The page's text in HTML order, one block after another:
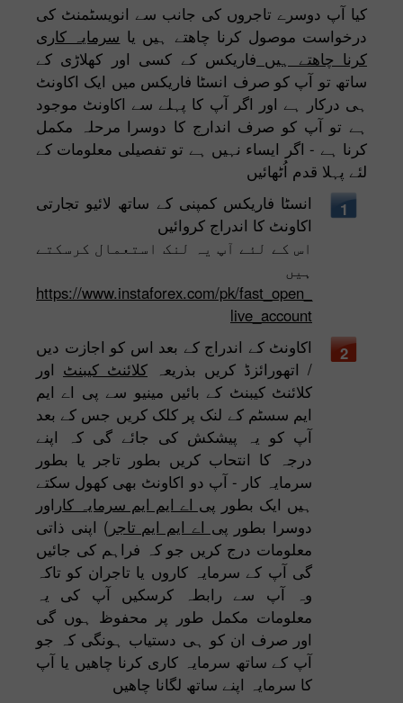
کیا آپ دوسرے تاجروں کی جانب سے انویسٹمنٹ کی
درخواست موصول کرنا چاھتے ہیں یا سرمایہ کاری
کرنا چاھتے ہیں فاریکس کے کسی اور کھلاڑی کے
ساتھ تو آپ کو صرف انسٹا فاریکس میں ایک اکاونٹ
ہی درکار ہے اور اگر آپ کا پہلے سے اکاونٹ موجود
ہے تو آپ کو صرف اندارج کا دوسرا مرحلہ مکمل
کرنا ہے - اگر ایساء نہیں ہے تو تفصیلی معلومات کے
لئے پہلا قدم اُٹھائیں
1
انسٹا فاریکس کمپنی کے ساتھ لائیو تجارتی
اکاونٹ کا اندراج کروائیں
اس کے لئے آپ یہ لنک استعمال کرسکتے
ہیں
https://www.instaforex.com/pk/fast_open_
live_account
2
اکاونٹ کے اندراج کے بعد اس کو اجازت دیں
/ اتھورائزڈ کریں بذریعہ کلائنٹ کیبنٹ اور
کلائنٹ کیبنٹ کے بائیں مینیو سے پی اے ایم
ایم سسٹم کے لنک پر کلک کریں جس کے بعد
آپ کو یہ پیشکش کی جائے گی کہ اپنے
درجہ کا انتحاب کریں بطور تاجر یا بطور
سرمایہ کار - آپ دو اکاونٹ بھی کھول سکتے
ہیں ایک بطور پی اے ایم ایم سرمایہ کار اور
دوسرا بطور پی اے ایم ایم تاجر ) اپنی ذاتی
معلومات درج کریں جو کہ فراہم کی جائیں
گی آپ کے سرمایہ کاروں یا تاجران کو تاکہ
وہ آپ سے رابطہ کرسکیں آپ کی یہ
معلومات مکمل طور پر محفوظ ہوں گی
اور صرف ان کو ہی دستیاب ہونگی کہ جو
آپ کے ساتھ سرمایہ کاری کرنا چاھیں یا آپ
کا سرمایہ اپنے ساتھ لگانا چاھیں